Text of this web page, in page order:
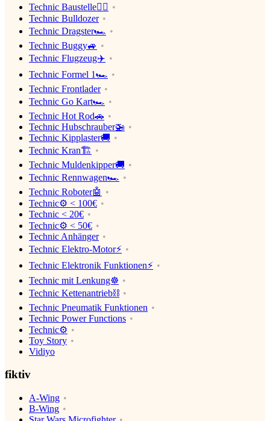
Technic Baustelle👷‍♂️
Technic Bulldozer
Technic Dragster🏎
Technic Buggy🚙
Technic Flugzeug✈️
Technic Formel 1🏎
Technic Frontlader
Technic Go Kart🏎
Technic Hot Rod🚗
Technic Hubschrauber🚁
Technic Kipplaster🚚
Technic Kran🏗
Technic Muldenkipper🚚
Technic Rennwagen🏎
Technic Roboter🤖
Technic⚙️ < 100€
Technic < 20€
Technic⚙️ < 50€
Technic Anhänger
Technic Elektro-Motor⚡️
Technic Elektronik Funktionen⚡️
Technic mit Lenkung☸️
Technic Kettenantrieb⛓
Technic Pneumatik Funktionen
Technic Power Functions
Technic⚙️
Toy Story
Vidiyo
fiktiv
A-Wing
B-Wing